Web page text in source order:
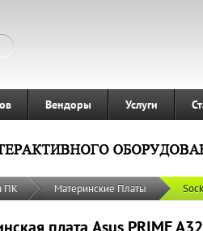
Вендоры Услуги
ПК Материнские Платы